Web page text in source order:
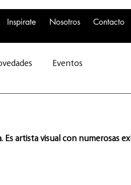
Inspirate Nosotros Contacto
Eventos
Es artista visual con numerosas